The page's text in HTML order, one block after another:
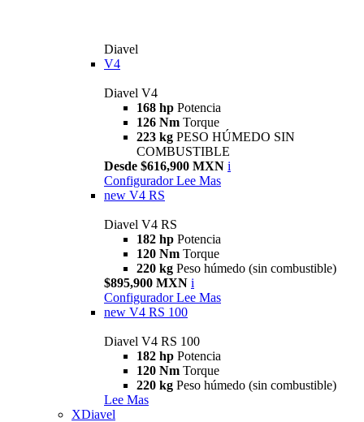
Diavel
V4
Diavel V4
168 hp Potencia
126 Nm Torque
223 kg PESO HÚMEDO SIN
COMBUSTIBLE
Desde $616,900 MXN i
Configurador Lee Mas
new V4 RS
Diavel V4 RS
182 hp Potencia
120 Nm Torque
220 kg Peso húmedo (sin combustible)
$895,900 MXN i
Configurador Lee Mas
new V4 RS 100
Diavel V4 RS 100
182 hp Potencia
120 Nm Torque
220 kg Peso húmedo (sin combustible)
Lee Mas
XDiavel